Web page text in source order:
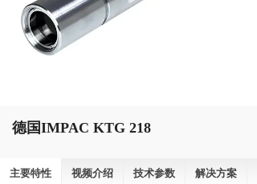
德国IMPAC KTG 218
主要特性 视频介绍 技术参数 解决方案